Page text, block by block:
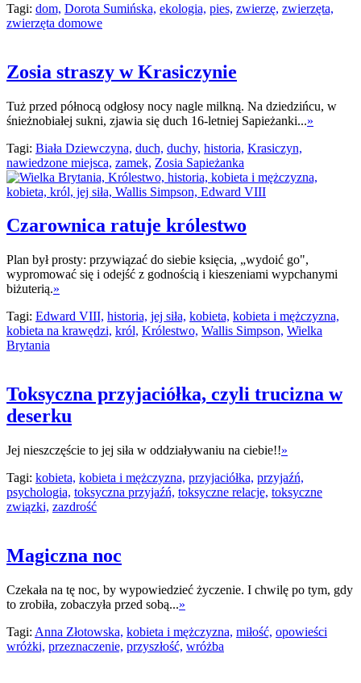
Tagi: dom, Dorota Sumińska, ekologia, pies, zwierzę, zwierzęta,
zwierzęta domowe
Zosia straszy w Krasiczynie
Tuż przed północą odgłosy nocy nagle milkną. Na dziedzińcu, w
śnieżnobiałej sukni, zjawia się duch 16-letniej Sapieżanki...»
Tagi: Biała Dziewczyna, duch, duchy, historia, Krasiczyn,
nawiedzone miejsca, zamek, Zosia Sapieżanka
Czarownica ratuje królestwo
Plan był prosty: przywiązać do siebie księcia, „wydoić go",
wypromować się i odejść z godnością i kieszeniami wypchanymi
biżuterią.»
Tagi: Edward VIII, historia, jej siła, kobieta, kobieta i mężczyzna,
kobieta na krawędzi, król, Królestwo, Wallis Simpson, Wielka
Brytania
Toksyczna przyjaciółka, czyli trucizna w
deserku
Jej nieszczęście to jej siła w oddziaływaniu na ciebie!!»
Tagi: kobieta, kobieta i mężczyzna, przyjaciółka, przyjaźń,
psychologia, toksyczna przyjaźń, toksyczne relacje, toksyczne
związki, zazdrość
Magiczna noc
Czekała na tę noc, by wypowiedzieć życzenie. I chwilę po tym, gdy
to zrobiła, zobaczyła przed sobą...»
Tagi: Anna Złotowska, kobieta i mężczyzna, miłość, opowieści
wróżki, przeznaczenie, przyszłość, wróżba